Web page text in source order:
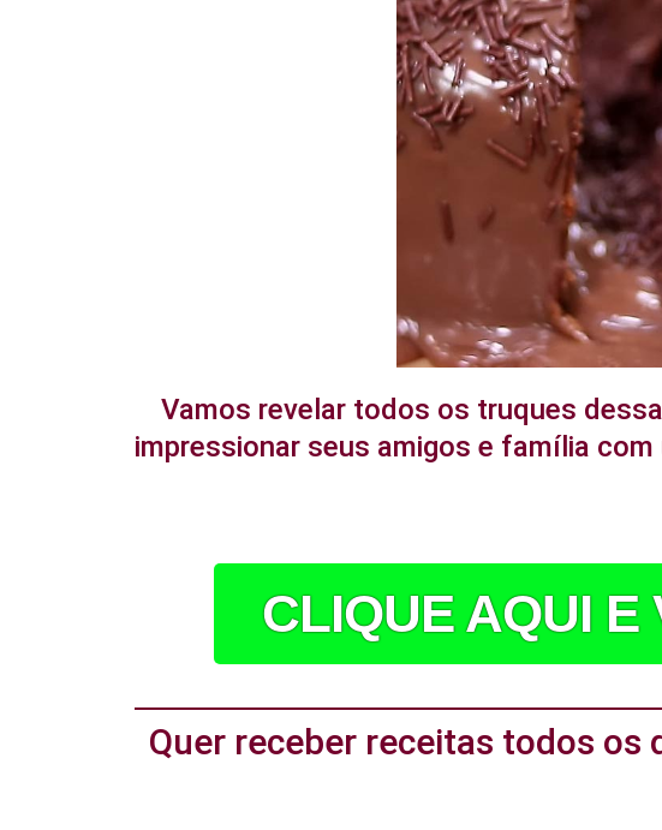
Vamos revelar todos os truques
impressionar seus amigos e família
CLIQUE AQUI E
Quer receber receitas todos os